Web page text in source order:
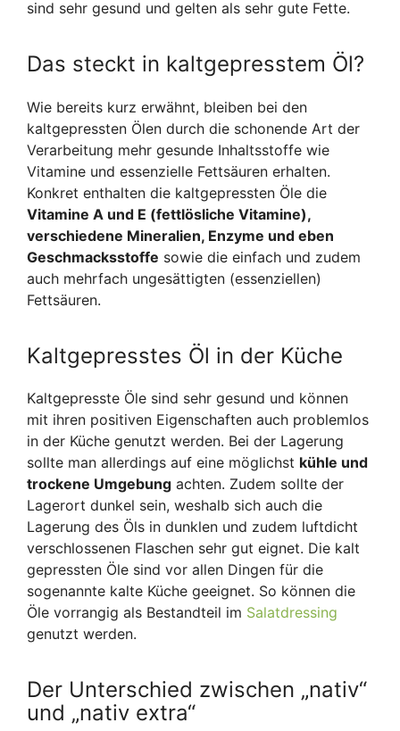
sind sehr gesund und gelten als sehr gute Fette.
Das steckt in kaltgepresstem Öl?
Wie bereits kurz erwähnt, bleiben bei den
kaltgepressten Ölen durch die schonende Art der
Verarbeitung mehr gesunde Inhaltsstoffe wie
Vitamine und essenzielle Fettsäuren erhalten.
Konkret enthalten die kaltgepressten Öle die
Vitamine A und E (fettlösliche Vitamine),
verschiedene Mineralien, Enzyme und eben
Geschmacksstoffe sowie die einfach und zudem
auch mehrfach ungesättigten (essenziellen)
Fettsäuren.
Kaltgepresstes Öl in der Küche
Kaltgepresste Öle sind sehr gesund und können
mit ihren positiven Eigenschaften auch problemlos
in der Küche genutzt werden. Bei der Lagerung
sollte man allerdings auf eine möglichst kühle und
trockene Umgebung achten. Zudem sollte der
Lagerort dunkel sein, weshalb sich auch die
Lagerung des Öls in dunklen und zudem luftdicht
verschlossenen Flaschen sehr gut eignet. Die kalt
gepressten Öle sind vor allen Dingen für die
sogenannte kalte Küche geeignet. So können die
Öle vorrangig als Bestandteil im Salatdressing
genutzt werden.
Der Unterschied zwischen „nativ“
und „nativ extra“